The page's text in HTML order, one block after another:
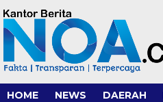
HOME NEWS DAERAH